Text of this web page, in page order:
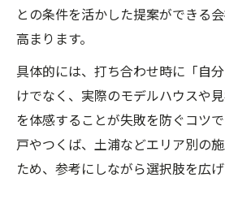
との条件を活かした提案ができる
高まります。
具体的には、打ち合わせ時に「自
けでなく、実際のモデルハウスや
を体感することが失敗を防ぐコツ
戸やつくば、土浦などエリア別の
ため、参考にしながら選択肢を広げ